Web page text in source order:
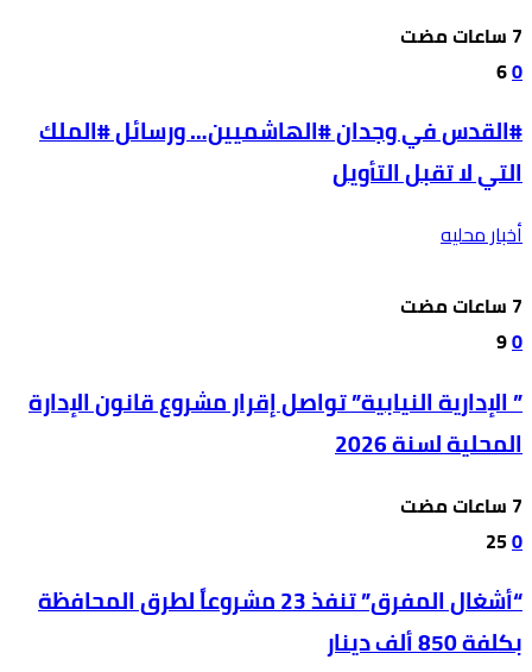
0
6
#القدس في وجدان #الهاشميين… ورسائل #الملك
التي لا تقبل التأويل
أخبار محليه
0
9
” الإدارية النيابية” تواصل إقرار مشروع قانون الإدارة
المحلية لسنة 2026
0
25
“أشغال المفرق” تنفذ 23 مشروعاً لطرق المحافظة
بكلفة 850 ألف دينار